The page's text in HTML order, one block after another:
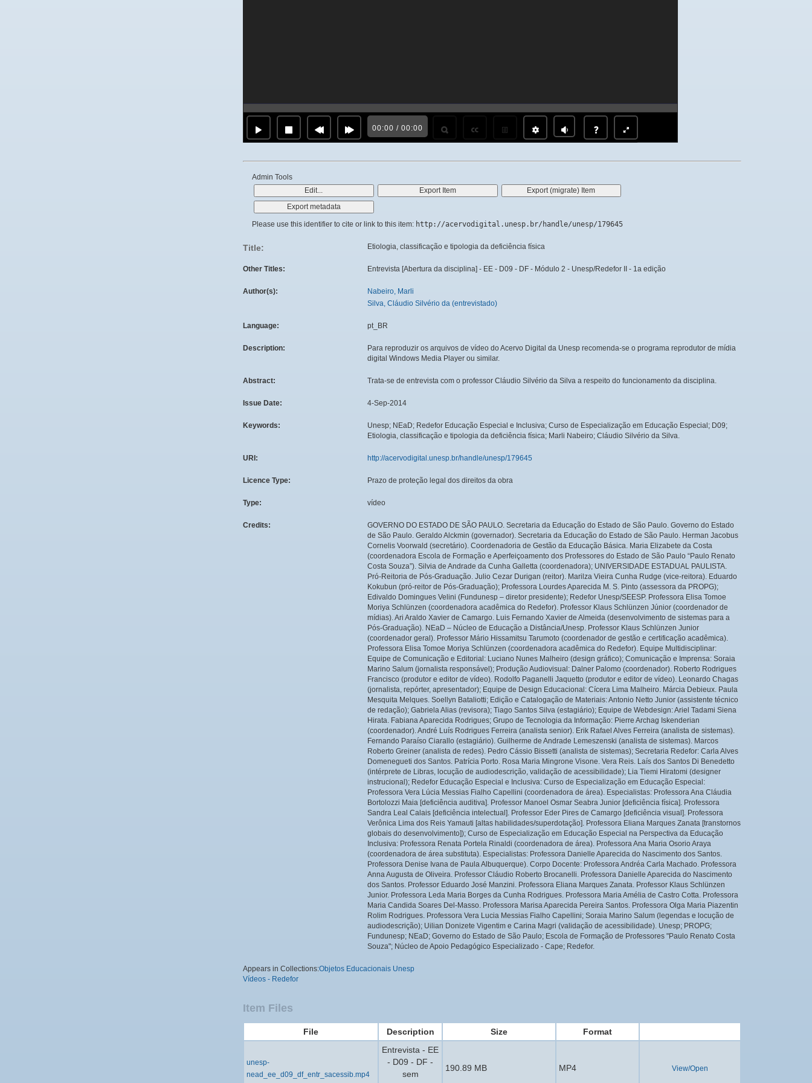
00:00 / 00:00
Admin Tools
Please use this identifier to cite or link to this item: http://acervodigital.unesp.br/handle/unesp/179645
Title: Etiologia, classificação e tipologia da deficiência física
Other Titles: Entrevista [Abertura da disciplina] - EE - D09 - DF - Módulo 2 - Unesp/Redefor II - 1a edição
Author(s):
Nabeiro, Marli
Silva, Cláudio Silvério da (entrevistado)
Language: pt_BR
Description:
Para reproduzir os arquivos de vídeo do Acervo Digital da Unesp recomenda-se o programa reprodutor de mídia
digital Windows Media Player ou similar.
Abstract: Trata-se de entrevista com o professor Cláudio Silvério da Silva a respeito do funcionamento da disciplina.
Issue Date: 4-Sep-2014
Keywords:
Unesp; NEaD; Redefor Educação Especial e Inclusiva; Curso de Especialização em Educação Especial; D09;
Etiologia, classificação e tipologia da deficiência física; Marli Nabeiro; Cláudio Silvério da Silva.
URI: http://acervodigital.unesp.br/handle/unesp/179645
Licence Type: Prazo de proteção legal dos direitos da obra
Type: vídeo
Credits:
GOVERNO DO ESTADO DE SÃO PAULO. Secretaria da Educação do Estado de São Paulo. Governo do Estado
de São Paulo. Geraldo Alckmin (governador). Secretaria da Educação do Estado de São Paulo. Herman Jacobus
Cornelis Voorwald (secretário). Coordenadoria de Gestão da Educação Básica. Maria Elizabete da Costa
(coordenadora Escola de Formação e Aperfeiçoamento dos Professores do Estado de São Paulo “Paulo Renato
Costa Souza”). Silvia de Andrade da Cunha Galletta (coordenadora); UNIVERSIDADE ESTADUAL PAULISTA.
Pró-Reitoria de Pós-Graduação. Julio Cezar Durigan (reitor). Marilza Vieira Cunha Rudge (vice-reitora). Eduardo
Kokubun (pró-reitor de Pós-Graduação); Professora Lourdes Aparecida M. S. Pinto (assessora da PROPG);
Edivaldo Domingues Velini (Fundunesp – diretor presidente); Redefor Unesp/SEESP. Professora Elisa Tomoe
Moriya Schlünzen (coordenadora acadêmica do Redefor). Professor Klaus Schlünzen Júnior (coordenador de
mídias). Ari Araldo Xavier de Camargo. Luis Fernando Xavier de Almeida (desenvolvimento de sistemas para a
Pós-Graduação). NEaD – Núcleo de Educação a Distância/Unesp. Professor Klaus Schlünzen Junior
(coordenador geral). Professor Mário Hissamitsu Tarumoto (coordenador de gestão e certificação acadêmica).
Professora Elisa Tomoe Moriya Schlünzen (coordenadora acadêmica do Redefor). Equipe Multidisciplinar:
Equipe de Comunicação e Editorial: Luciano Nunes Malheiro (design gráfico); Comunicação e Imprensa: Soraia
Marino Salum (jornalista responsável); Produção Audiovisual: Dalner Palomo (coordenador). Roberto Rodrigues
Francisco (produtor e editor de vídeo). Rodolfo Paganelli Jaquetto (produtor e editor de vídeo). Leonardo Chagas
(jornalista, repórter, apresentador); Equipe de Design Educacional: Cícera Lima Malheiro. Márcia Debieux. Paula
Mesquita Melques. Soellyn Bataliotti; Edição e Catalogação de Materiais: Antonio Netto Junior (assistente técnico
de redação); Gabriela Alias (revisora); Tiago Santos Silva (estagiário); Equipe de Webdesign: Ariel Tadami Siena
Hirata. Fabiana Aparecida Rodrigues; Grupo de Tecnologia da Informação: Pierre Archag Iskenderian
(coordenador). André Luís Rodrigues Ferreira (analista senior). Erik Rafael Alves Ferreira (analista de sistemas).
Fernando Paraíso Ciarallo (estagiário). Guilherme de Andrade Lemeszenski (analista de sistemas). Marcos
Roberto Greiner (analista de redes). Pedro Cássio Bissetti (analista de sistemas); Secretaria Redefor: Carla Alves
Domenegueti dos Santos. Patrícia Porto. Rosa Maria Mingrone Visone. Vera Reis. Laís dos Santos Di Benedetto
(intérprete de Libras, locução de audiodescrição, validação de acessibilidade); Lia Tiemi Hiratomi (designer
instrucional); Redefor Educação Especial e Inclusiva: Curso de Especialização em Educação Especial:
Professora Vera Lúcia Messias Fialho Capellini (coordenadora de área). Especialistas: Professora Ana Cláudia
Bortolozzi Maia [deficiência auditiva]. Professor Manoel Osmar Seabra Junior [deficiência física]. Professora
Sandra Leal Calais [deficiência intelectual]. Professor Eder Pires de Camargo [deficiência visual]. Professora
Verônica Lima dos Reis Yamauti [altas habilidades/superdotação]. Professora Eliana Marques Zanata [transtornos
globais do desenvolvimento]); Curso de Especialização em Educação Especial na Perspectiva da Educação
Inclusiva: Professora Renata Portela Rinaldi (coordenadora de área). Professora Ana Maria Osorio Araya
(coordenadora de área substituta). Especialistas: Professora Danielle Aparecida do Nascimento dos Santos.
Professora Denise Ivana de Paula Albuquerque). Corpo Docente: Professora Andréa Carla Machado. Professora
Anna Augusta de Oliveira. Professor Cláudio Roberto Brocanelli. Professora Danielle Aparecida do Nascimento
dos Santos. Professor Eduardo José Manzini. Professora Eliana Marques Zanata. Professor Klaus Schlünzen
Junior. Professora Leda Maria Borges da Cunha Rodrigues. Professora Maria Amélia de Castro Cotta. Professora
Maria Candida Soares Del-Masso. Professora Marisa Aparecida Pereira Santos. Professora Olga Maria Piazentin
Rolim Rodrigues. Professora Vera Lucia Messias Fialho Capellini; Soraia Marino Salum (legendas e locução de
audiodescrição); Uilian Donizete Vigentim e Carina Magri (validação de acessibilidade). Unesp; PROPG;
Fundunesp; NEaD; Governo do Estado de São Paulo; Escola de Formação de Professores "Paulo Renato Costa
Souza"; Núcleo de Apoio Pedagógico Especializado - Cape; Redefor.
Appears in Collections:Objetos Educacionais Unesp
Vídeos - Redefor
Item Files
File Description Size Format
unesp-
nead_ee_d09_df_entr_sacessib.mp4
Entrevista - EE
- D09 - DF -
sem
190.89 MB MP4 View/Open